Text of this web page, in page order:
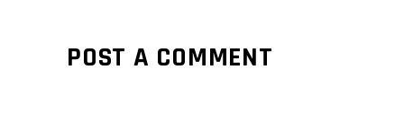
POST A COMMENT